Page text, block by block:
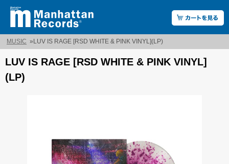
MUSIC » LUV IS RAGE [RSD WHITE & PINK VINYL](LP)
LUV IS RAGE [RSD WHITE & PINK VINYL]
(LP)